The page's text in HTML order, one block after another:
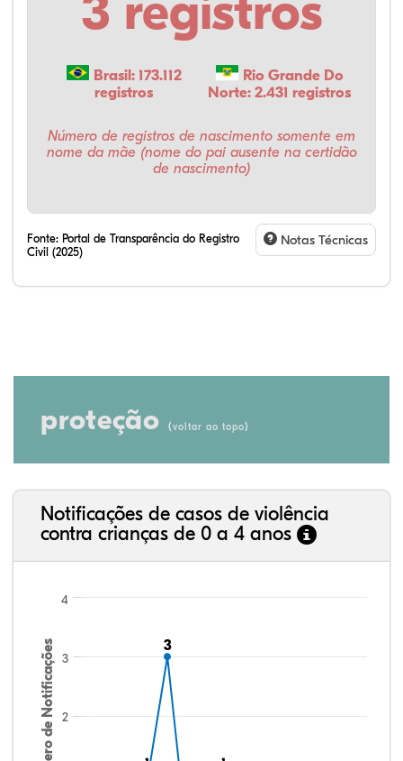
3 registros
Brasil: 173.112
registros
Rio Grande Do
Norte: 2.431 registros
Número de registros de nascimento somente em
nome da mãe (nome do pai ausente na certidão
de nascimento)
Fonte: Portal de Transparência do Registro
Civil (2025)
Notas Técnicas
proteção (voltar ao topo)
Notificações de casos de violência
contra crianças de 0 a 4 anos
Número de Notificações 3
3
2
3
4